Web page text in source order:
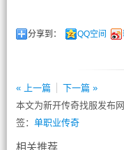
分享到： QQ空间
« 上一篇
下一篇 »
本文为新开传奇找服发布
签： 单职业传奇
相关推荐